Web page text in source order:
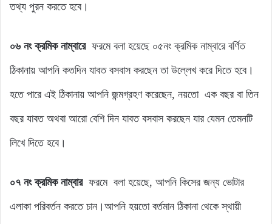
তথ্য পুরন করতে হবে।
০৬ নংক্রমিক নাম্বারেফরমে বলা হয়েছে ০৫নং ক্রমিক নাম্বারে বর্ণিত
ঠিকানায় আপনি কতদিন যাবত বসবাস করছেন তা উল্লেখ করে দিতে হবে।
হতে পারে এই ঠিকানায় আপনি জন্মগ্রহণ করেছেন, নয়তো এক বছর বা তিন
বছর যাবত অথবা আরো বেশি দিন যাবত বসবাস করছেন যার যেমন তেমনটি
লিখে দিতে হবে।
০৭ নংক্রমিক নাম্বারফরমে বলা হয়েছে, আপনি কিসের জন্য ভোটার
এলাকা পরিবর্তন করতে চান।আপনি হয়তো বর্তমান ঠিকানা থেকে স্থায়ী